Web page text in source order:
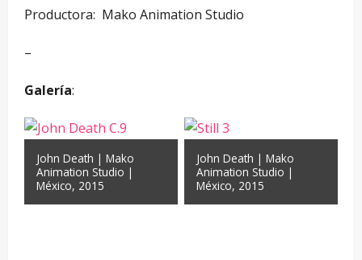
Productora: Mako Animation Studio
–
Galería:
John Death | Mako
Animation Studio |
México, 2015
John Death | Mako
Animation Studio |
México, 2015